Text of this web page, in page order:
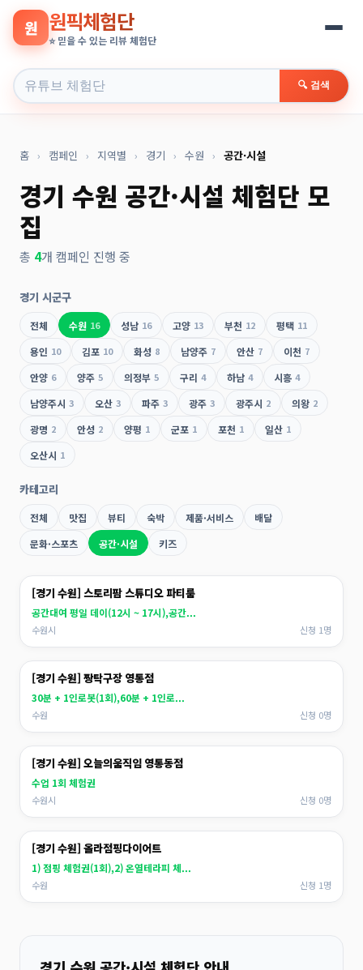
원 원픽체험단
⭐ 믿을 수 있는 리뷰 체험단
🔍 검색
홈 › 캠페인 › 지역별 › 경기 › 수원 › 공간·시설
경기 수원 공간·시설 체험단 모
집
총 4개 캠페인 진행 중
경기 시군구
전체 수원 16 성남 16 고양 13 부천 12 평택 11
용인 10 김포 10 화성 8 남양주 7 안산 7 이천 7
안양 6 양주 5 의정부 5 구리 4 하남 4 시흥 4
남양주시 3 오산 3 파주 3 광주 3 광주시 2 의왕 2
광명 2 안성 2 양평 1 군포 1 포천 1 일산 1
오산시 1
카테고리
전체 맛집 뷰티 숙박 제품·서비스
배달
문화·스포츠
공간·시설 키즈
[경기 수원] 스토리팜 스튜디오 파티룸
공간대여 평일 데이(12시 ~ 17시),공간...
수원시 신청 1명
[경기 수원] 짱탁구장 영통점
30분 + 1인로봇(1회),60분 + 1인로...
수원 신청 0명
[경기 수원] 오늘의움직임 영통동점
수업 1회 체험권
수원시 신청 0명
[경기 수원] 올라점핑다이어트
1) 점핑 체험권(1회),2) 온열테라피 체...
수원 신청 1명